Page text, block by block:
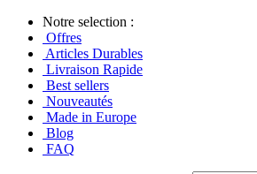
Notre selection :
Offres
Articles Durables
Livraison Rapide
Best sellers
Nouveautés
Made in Europe
Blog
FAQ